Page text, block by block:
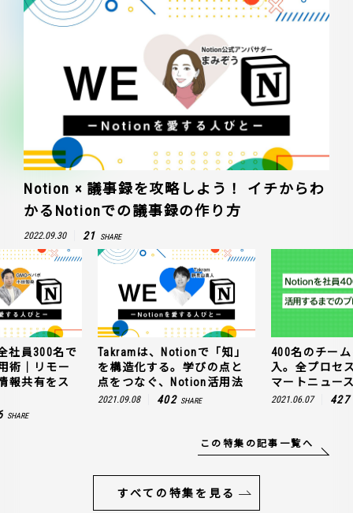
Notion × 議事録を攻略しよう！ イチからわ
かるNotionでの議事録の作り方
2022.09.30 21 SHARE
社員300名で
術｜リモー
報共有をス
SHARE
Takramは、Notionで「知」
を構造化する。学びの点と
点をつなぐ、Notion活用法
2021.09.08 402 SHARE
400名のチー
入。全プロセ
マートニュー
2021.06.07 427
この特集の記事一覧へ
すべての特集を見る